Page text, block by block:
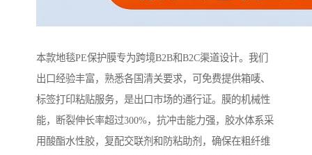
本款地毯PE保护膜专为跨境B2B和B2C渠道设计。我们
出口经验丰富，熟悉各国清关要求，可免费提供箱唛、
标签打印粘贴服务，是出口市场的通行证。膜的机械性
能，断裂伸长率超过300%，抗冲击能力强，胶水体系采
用酸酯水性胶，复配交联剂和防粘助剂，确保在粗纤维